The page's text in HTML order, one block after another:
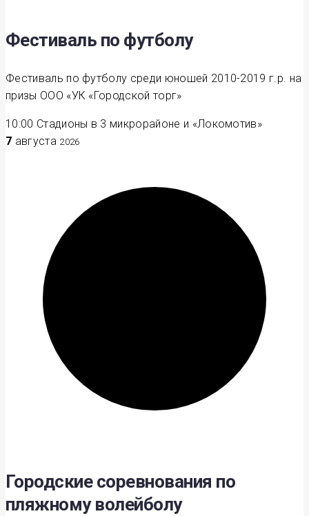
Фестиваль по футболу
Фестиваль по футболу среди юношей 2010-2019 г.р. на
призы ООО «УК «Городской торг»
10:00 Стадионы в 3 микрорайоне и «Локомотив»
7 августа 2026
Городские соревнования по
пляжному волейболу